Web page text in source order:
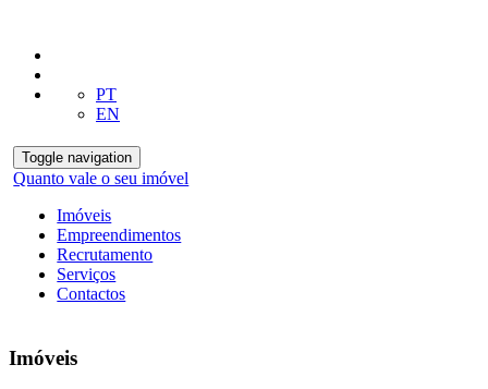
PT
EN
Toggle navigation
Quanto vale o seu imóvel
Imóveis
Empreendimentos
Recrutamento
Serviços
Contactos
Imóveis